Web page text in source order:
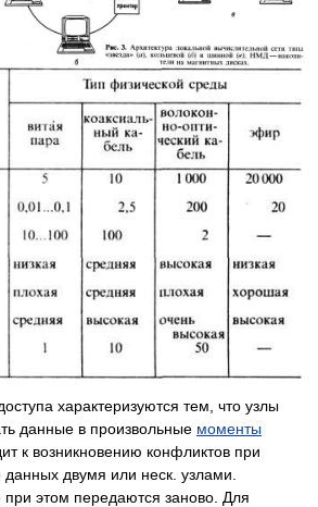
характеризуются тем, что узлы
данные в произвольные моменты
к возникновению конфликтов при
двумя или неск. узлами.
этом передаются заново. Для